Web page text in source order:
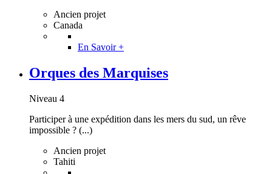
Ancien projet
Canada
En Savoir +
Orques des Marquises
Niveau 4
Participer à une expédition dans les mers du sud, un rêve
impossible ? (...)
Ancien projet
Tahiti